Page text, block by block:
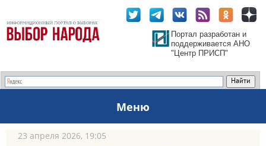
Портал разработан и
поддерживается АНО
"Центр ПРИСП"
Меню
23 апреля 2026, 19:05